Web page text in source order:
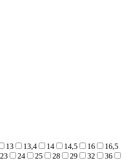
13 13,4 14 14,5 16
16,5
23 24 25 28 29 32
36